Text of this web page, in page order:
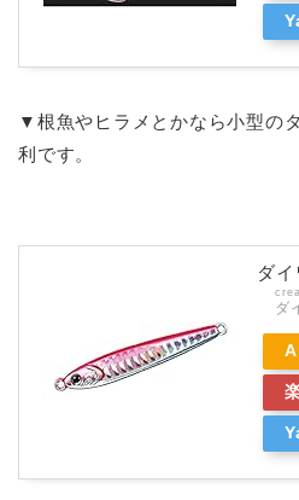
▼根魚やヒラメとかなら小型の
利です。
ダ
ダ